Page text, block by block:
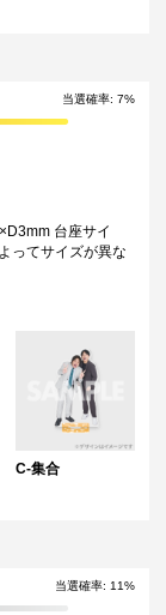
なります。
当選確率: 7%
台座サイ
ってサイズが異な
C-集合
当選確率: 11%